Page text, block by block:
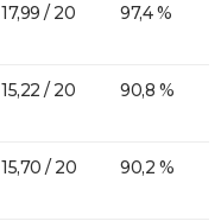
17,99 / 20 97,4 %
15,22 / 20 90,8 %
15,70 / 20 90,2 %